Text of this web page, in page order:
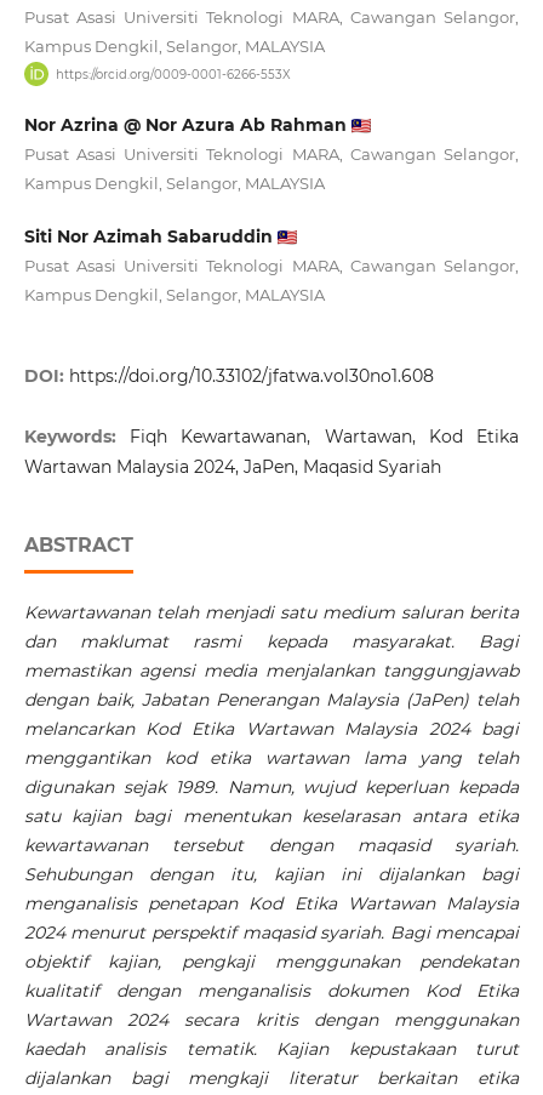
Pusat Asasi Universiti Teknologi MARA, Cawangan Selangor,
Kampus Dengkil, Selangor, MALAYSIA
https://orcid.org/0009-0001-6266-553X
Nor Azrina @ Nor Azura Ab Rahman
Pusat Asasi Universiti Teknologi MARA, Cawangan Selangor,
Kampus Dengkil, Selangor, MALAYSIA
Siti Nor Azimah Sabaruddin
Pusat Asasi Universiti Teknologi MARA, Cawangan Selangor,
Kampus Dengkil, Selangor, MALAYSIA
DOI: https://doi.org/10.33102/jfatwa.vol30no1.608
Keywords: Fiqh Kewartawanan, Wartawan, Kod Etika
Wartawan Malaysia 2024, JaPen, Maqasid Syariah
ABSTRACT
Kewartawanan telah menjadi satu medium saluran berita
dan maklumat rasmi kepada masyarakat. Bagi
memastikan agensi media menjalankan tanggungjawab
dengan baik, Jabatan Penerangan Malaysia (JaPen) telah
melancarkan Kod Etika Wartawan Malaysia 2024 bagi
menggantikan kod etika wartawan lama yang telah
digunakan sejak 1989. Namun, wujud keperluan kepada
satu kajian bagi menentukan keselarasan antara etika
kewartawanan tersebut dengan maqasid syariah.
Sehubungan dengan itu, kajian ini dijalankan bagi
menganalisis penetapan Kod Etika Wartawan Malaysia
2024 menurut perspektif maqasid syariah. Bagi mencapai
objektif kajian, pengkaji menggunakan pendekatan
kualitatif dengan menganalisis dokumen Kod Etika
Wartawan 2024 secara kritis dengan menggunakan
kaedah analisis tematik. Kajian kepustakaan turut
dijalankan bagi mengkaji literatur berkaitan etika